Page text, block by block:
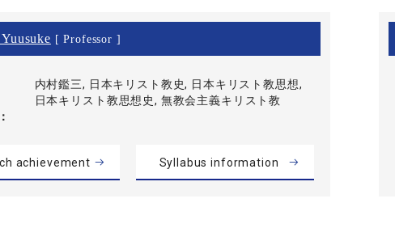
[ Professor ]
内村鑑三, 日本キリスト教史, 日本キリスト教思想,
日本キリスト教思想史, 無教会主義キリスト教
achievement Syllabus information